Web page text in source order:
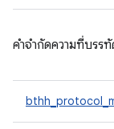
คําจํากัดความที่บรร